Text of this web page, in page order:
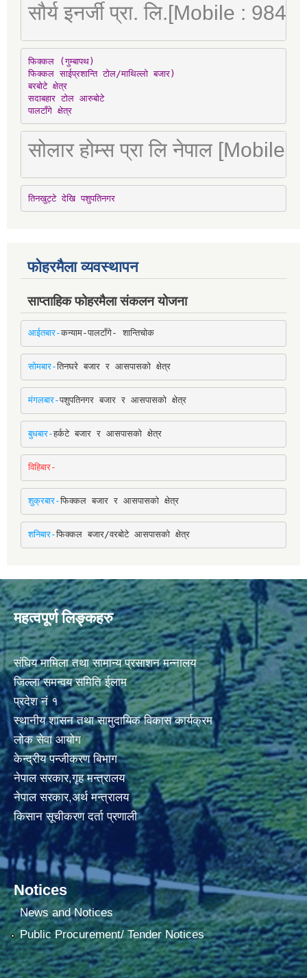
सौर्य इनर्जी प्रा. लि.[Mobile :
फिक्कल (गुम्बापथ)
फिक्कल साईप्रशान्ति टोल/माथिल्लो बजार)
बरबोटे क्षेत्र
सदाबहार टोल आरुबोटे
पालटाँगे क्षेत्र
सोलार होम्स प्रा लि नेपाल [Mobile
तिनखुट्टे देखि पशुपतिनगर
फोहरमैला व्यवस्थापन
साप्ताहिक फोहरमैला संकलन योजना
आईतबार-कन्याम-पालटाँगे- शान्तिचोक
सोमबार-तिनघरे बजार र आसपासको क्षेत्र
मंगलबार-पशुपतिनगर बजार र आसपासको क्षेत्र
बुधबार-हर्कटे बजार र आसपासको क्षेत्र
विहिबार-
शुक्रबार-फिक्कल बजार र आसपासको क्षेत्र
शनिबार-फिक्कल बजार/वरबोटे आसपासको क्षेत्र
महत्वपूर्ण लिङ्कहरु
संघिय मामिला तथा सामान्य प्रसाशन मन्नालय
जिल्ला समन्वय समिति ईलाम
प्रदेश नं १
स्थानीय शासन तथा सामुदायिक विकास कार्यक्रम
लोक सेवा आयोग
केन्द्रीय पन्जीकरण बिभाग
नेपाल सरकार,गृह मन्त्रालय
नेपाल सरकार,अर्थ मन्त्रालय
किसान सूचीकरण दर्ता प्रणाली
Notices
News and Notices
Public Procurement/ Tender Notices